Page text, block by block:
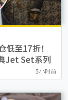
至17折！
Jet Set系列
5小时前